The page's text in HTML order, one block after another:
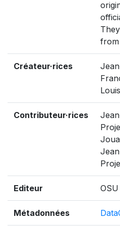
from
Créateur·rices
Contributeur·rices
Editeur
Métadonnées